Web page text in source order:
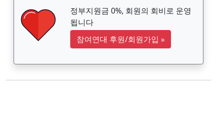
정부지원금 0%, 회원의 회비로 운영
됩니다
참여연대 후원/회원가입 »